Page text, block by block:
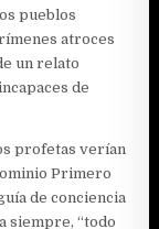
pueblos
atroces
un relato
de
profetas verían
Primero
de conciencia
siempre, “todo